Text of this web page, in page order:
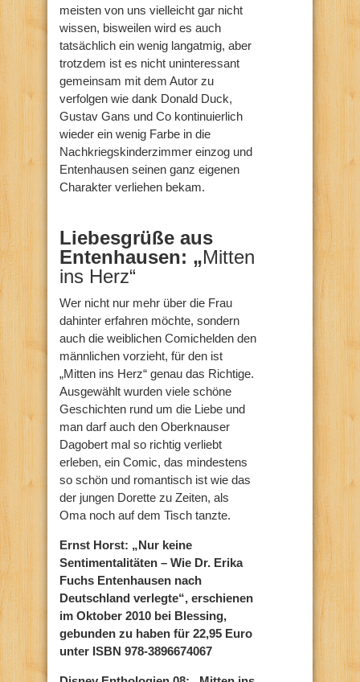
meisten von uns vielleicht gar nicht
wissen, bisweilen wird es auch
tatsächlich ein wenig langatmig, aber
trotzdem ist es nicht uninteressant
gemeinsam mit dem Autor zu
verfolgen wie dank Donald Duck,
Gustav Gans und Co kontinuierlich
wieder ein wenig Farbe in die
Nachkriegskinderzimmer einzog und
Entenhausen seinen ganz eigenen
Charakter verliehen bekam.
Liebesgrüße aus
Entenhausen: „Mitten
ins Herz“
Wer nicht nur mehr über die Frau
dahinter erfahren möchte, sondern
auch die weiblichen Comichelden den
männlichen vorzieht, für den ist
„Mitten ins Herz“ genau das Richtige.
Ausgewählt wurden viele schöne
Geschichten rund um die Liebe und
man darf auch den Oberknauser
Dagobert mal so richtig verliebt
erleben, ein Comic, das mindestens
so schön und romantisch ist wie das
der jungen Dorette zu Zeiten, als
Oma noch auf dem Tisch tanzte.
Ernst Horst: „Nur keine
Sentimentalitäten – Wie Dr. Erika
Fuchs Entenhausen nach
Deutschland verlegte“, erschienen
im Oktober 2010 bei Blessing,
gebunden zu haben für 22,95 Euro
unter ISBN 978-3896674067